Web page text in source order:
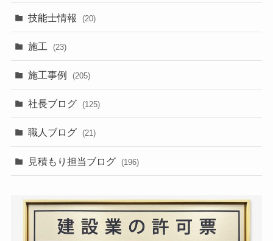
技能士情報 (20)
施工 (23)
施工事例 (205)
社長ブログ (125)
職人ブログ (21)
見積もり担当ブログ (196)